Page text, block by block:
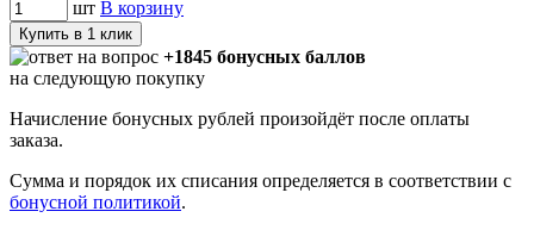
шт В корзину
Купить в 1 клик
+1845 бонусных баллов
на следующую покупку
Начисление бонусных рублей произойдёт после оплаты
заказа.
Сумма и порядок их списания определяется в соответствии с
бонусной политикой.